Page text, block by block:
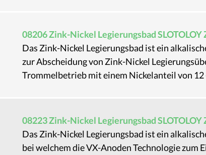
08206 Zink-Nickel Legierungsbad SLOTOLOY
Das Zink-Nickel Legierungsbad ist ein
zur Abscheidung von Zink-Nickel
Trommelbetrieb mit einem Nickelanteil von
08223 Zink-Nickel Legierungsbad SLOTOLOY
Das Zink-Nickel Legierungsbad ist ein
bei welchem die VX-Anoden Technologie zum